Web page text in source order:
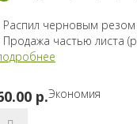
Распил черновым
Продажа частью листа
p.Экономия